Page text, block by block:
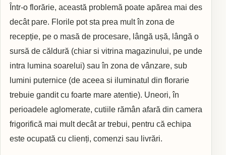
Într-o florărie, această problemă poate apărea mai des
decât pare. Florile pot sta prea mult în zona de
recepție, pe o masă de procesare, lângă ușă, lângă o
sursă de căldură (chiar si vitrina magazinului, pe unde
intra lumina soarelui) sau în zona de vânzare, sub
lumini puternice (de aceea si iluminatul din florarie
trebuie gandit cu foarte mare atentie). Uneori, în
perioadele aglomerate, cutiile rămân afară din camera
frigorifică mai mult decât ar trebui, pentru că echipa
este ocupată cu clienți, comenzi sau livrări.